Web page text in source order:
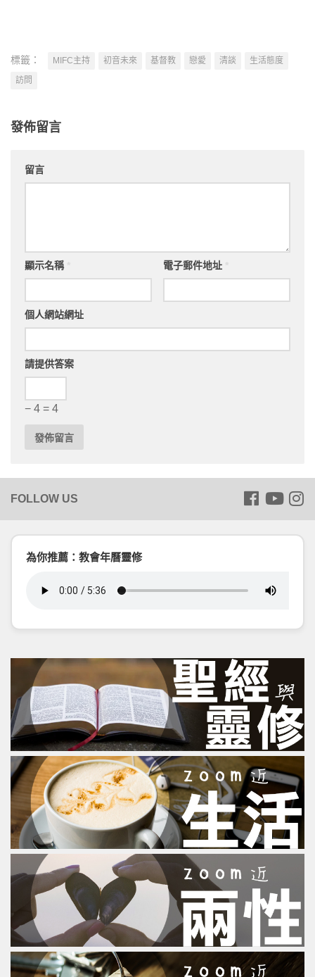
標籤： MIFC主持 初音未來 基督教 戀愛 清談
生活態度
訪問
發佈留言
留言
顯示名稱 電子郵件地址
個人網站網址
請提供答案
− 4 = 4
為你推薦：教會年曆靈修